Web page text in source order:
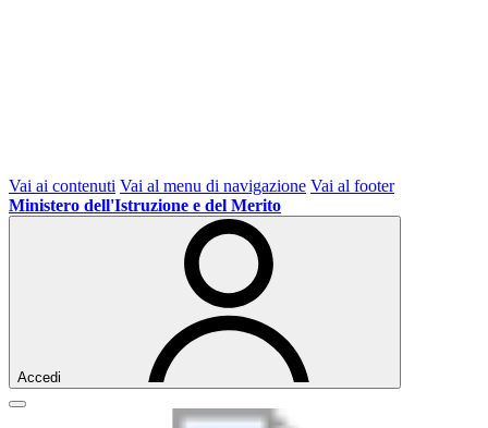
Vai ai contenuti Vai al menu di navigazione Vai al footer
Ministero dell'Istruzione e del Merito
Accedi